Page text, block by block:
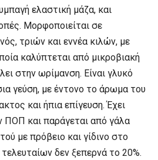
ελαστική μάζα, και
Μορφοποιείται σε
τριών και εννέα κιλών, με
καλύπτεται από μικροβιακή
στην ωρίμανση. Είναι γλυκό
γεύση, με έντονο το άρωμα του
και ήπια επίγευση. Έχει
ΠΟΠ και παράγεται από γάλα
με πρόβειο και γίδινο στο
δεν ξεπερνά το 20%.